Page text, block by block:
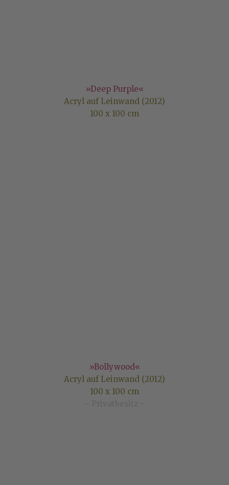
»Deep Purple«
Acryl auf Leinwand (2012)
100 x 100 cm
»Bollywood«
Acryl auf Leinwand (2012)
100 x 100 cm